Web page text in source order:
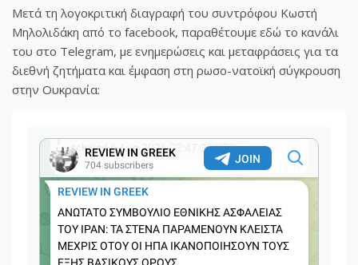
Μετά τη λογοκριτική διαγραφή του συντρόφου Κωστή
Μηλολιδάκη από το facebook, παραθέτουμε εδώ το κανάλι
του στο Telegram, με ενημερώσεις και μεταφράσεις για τα
διεθνή ζητήματα και έμφαση στη ρωσο-νατοϊκή σύγκρουση
στην Ουκρανία: